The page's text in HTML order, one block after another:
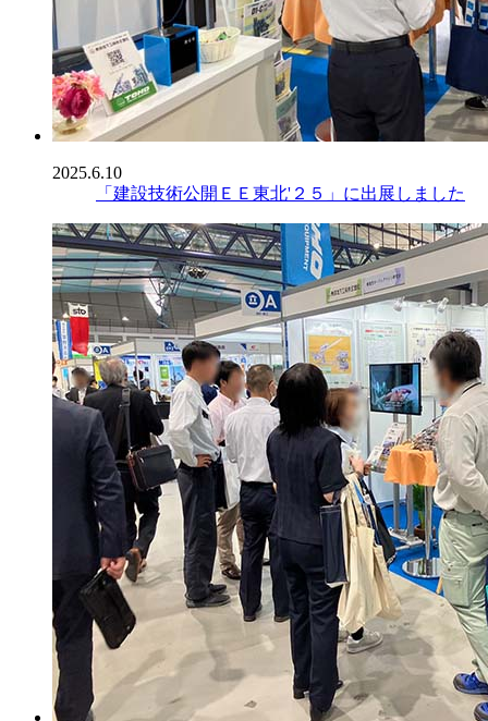
2025.6.10
「建設技術公開ＥＥ東北'２５」に出展しました